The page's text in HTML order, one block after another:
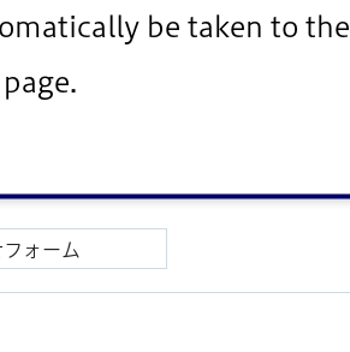
be taken to the